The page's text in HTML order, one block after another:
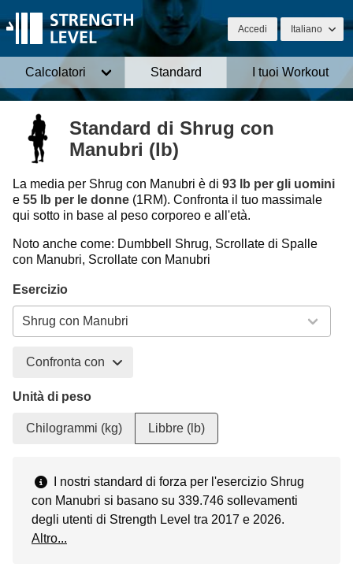
Accedi Italiano
Calcolatori Standard I tuoi Workout
Standard di Shrug con
Manubri (lb)
La media per Shrug con Manubri è di 93 lb per gli uomini
e 55 lb per le donne (1RM). Confronta il tuo massimale
qui sotto in base al peso corporeo e all'età.
Noto anche come: Dumbbell Shrug, Scrollate di Spalle
con Manubri, Scrollate con Manubri
Esercizio
Confronta con
Unità di peso
Chilogrammi (kg) Libbre (lb)
I nostri standard di forza per l'esercizio Shrug
con Manubri si basano su 339.746 sollevamenti
degli utenti di Strength Level tra 2017 e 2026.
Altro...